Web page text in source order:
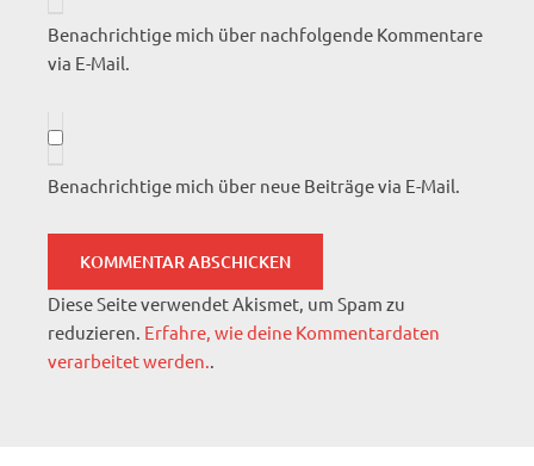
Benachrichtige mich über nachfolgende Kommentare
via E-Mail.
Benachrichtige mich über neue Beiträge via E-Mail.
Diese Seite verwendet Akismet, um Spam zu
reduzieren. Erfahre, wie deine Kommentardaten
verarbeitet werden.